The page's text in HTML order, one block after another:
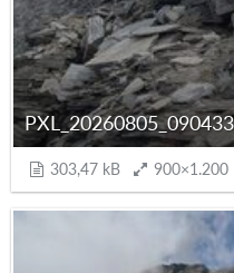
303,47 kB 900×1.200